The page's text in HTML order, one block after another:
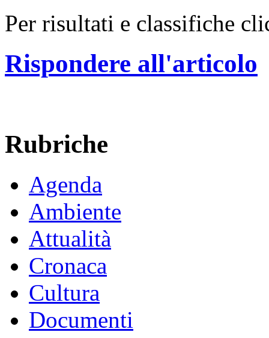
Per risultati e classifiche
Rispondere all'articolo
Rubriche
Agenda
Ambiente
Attualità
Cronaca
Cultura
Documenti